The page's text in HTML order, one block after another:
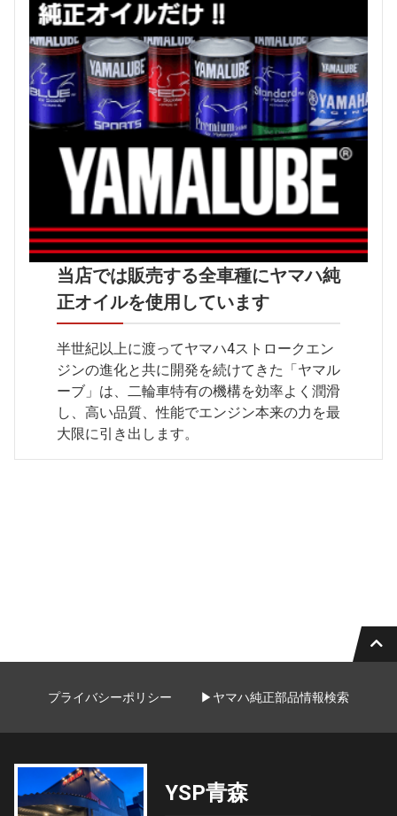
当店では販売する全車種にヤマハ純
正オイルを使用しています
半世紀以上に渡ってヤマハ4ストロークエン
ジンの進化と共に開発を続けてきた「ヤマル
ーブ」は、二輪車特有の機構を効率よく潤滑
し、高い品質、性能でエンジン本来の力を最
大限に引き出します。
プライバシーポリシー ▶ヤマハ純正部品情報検索
YSP青森